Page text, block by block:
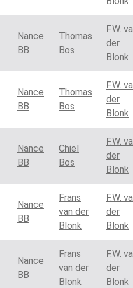
Nance
BB
Thomas
Bos
F.W.
der
Blonk
Nance
BB
Thomas
Bos
F.W.
der
Blonk
Nance
BB
Chiel
Bos
F.W.
der
Blonk
Nance
BB
Frans
van der
Blonk
F.W.
der
Blonk
Nance
BB
Frans
van der
Blonk
F.W.
der
Blonk